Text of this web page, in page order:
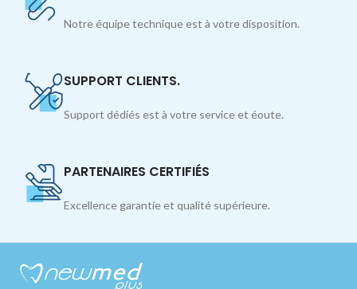
Notre équipe technique est à votre disposition.
SUPPORT CLIENTS.
Support dédiés est à votre service et éoute.
PARTENAIRES CERTIFIÉS
Excellence garantie et qualité supérieure.